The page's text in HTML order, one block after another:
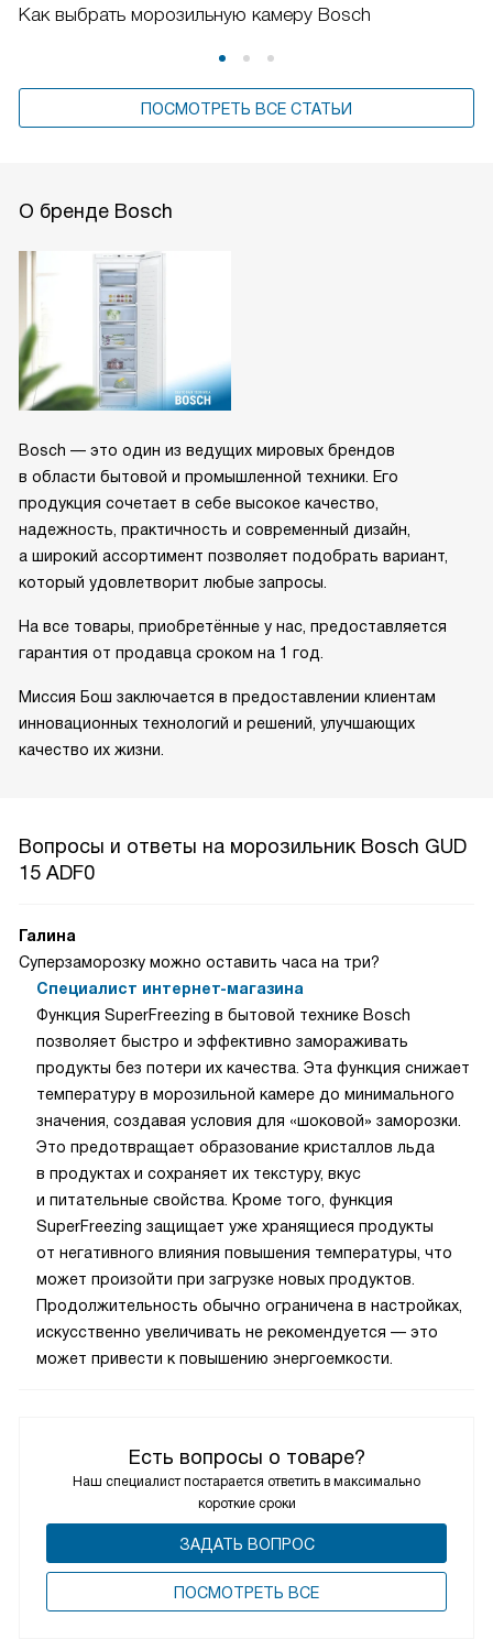
Как выбрать морозильную камеру Bosch
ПОСМОТРЕТЬ ВСЕ СТАТЬИ
О бренде Bosch
Bosch — это один из ведущих мировых брендов
в области бытовой и промышленной техники. Его
продукция сочетает в себе высокое качество,
надежность, практичность и современный дизайн,
а широкий ассортимент позволяет подобрать вариант,
который удовлетворит любые запросы.
На все товары, приобретённые у нас, предоставляется
гарантия от продавца сроком на 1 год.
Миссия Бош заключается в предоставлении клиентам
инновационных технологий и решений, улучшающих
качество их жизни.
Вопросы и ответы на морозильник Bosch GUD
15 ADF0
Есть вопросы о товаре?
Наш специалист постарается ответить в максимально
короткие сроки
ЗАДАТЬ ВОПРОС
ПОCМОТРЕТЬ ВСЕ
Галина
Суперзаморозку можно оставить часа на три?
Специалист интернет-магазина
Функция SuperFreezing в бытовой технике Bosch
позволяет быстро и эффективно замораживать
продукты без потери их качества. Эта функция снижает
температуру в морозильной камере до минимального
значения, создавая условия для «шоковой» заморозки.
Это предотвращает образование кристаллов льда
в продуктах и сохраняет их текстуру, вкус
и питательные свойства. Кроме того, функция
SuperFreezing защищает уже хранящиеся продукты
от негативного влияния повышения температуры, что
может произойти при загрузке новых продуктов.
Продолжительность обычно ограничена в настройках,
искусственно увеличивать не рекомендуется — это
может привести к повышению энергоемкости.